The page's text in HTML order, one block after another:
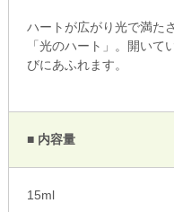
ハートが広がり光で満た
「光のハート」。開い
びにあふれます。
■ 内容量
15ml